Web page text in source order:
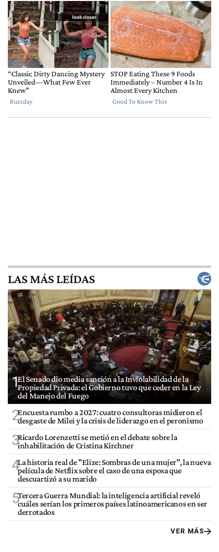
LAS MÁS LEÍDAS
1El Senado dio media sanción a la Inviolabilidad de la
Propiedad Privada: el Gobierno tuvo que ceder en la Ley
del Manejo del Fuego
2Encuesta rumbo a 2027: cuatro consultoras midieron el
desgaste de Milei y la crisis de liderazgo en el peronismo
3Ricardo Lorenzetti se metió en el debate sobre la
inhabilitación de Cristina Kirchner
4La historia real de "Elize: Sombras de una mujer", la nueva
película de Netflix sobre el caso de una esposa que
descuartizó a su marido
5Tercera Guerra Mundial: la inteligencia artificial reveló
cuáles serían los primeros países latinoamericanos en ser
derrotados
VER MÁS